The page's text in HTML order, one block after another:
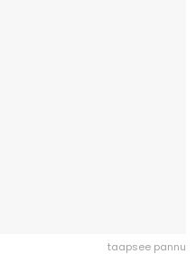
taapsee pannu